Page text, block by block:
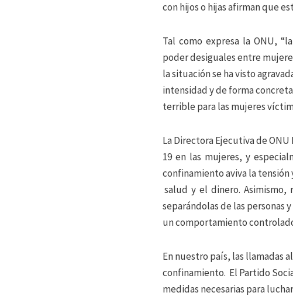
con hijos o hijas afirman que
Tal como expresa la ONU,
poder desiguales entre
la situación se ha visto
intensidad y de forma
terrible para las mujeres
La Directora Ejecutiva de
19 en las mujeres, y
confinamiento aviva la
salud y el dinero. Asimismo,
separándolas de las personas
un comportamiento
En nuestro país, las llamadas
confinamiento. El Partido
medidas necesarias para